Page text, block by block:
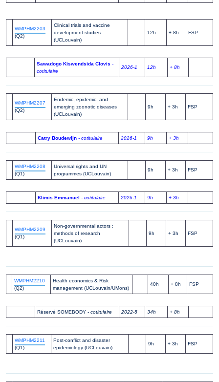
WMPHM2203
(Q2)
Clinical trials and vaccine
development studies
(UCLouvain)
12h + 8h FSP
Sawadogo Kiswendsida Clovis -
cotitulaire
2026-1 12h + 8h
WMPHM2207
(Q2)
Endemic, epidemic, and
emerging zoonotic diseases
(UCLouvain)
9h + 3h FSP
Catry Boudewijn - cotitulaire 2026-1 9h + 3h
WMPHM2208
(Q1)
Universal rights and UN
programmes (UCLouvain)
9h + 3h FSP
Klimis Emmanuel - cotitulaire 2026-1 9h + 3h
WMPHM2209
(Q1)
Non-governmental actors :
methods of research
(UCLouvain)
9h + 3h FSP
WMPHM2210
(Q2)
Health economics & Risk
management (UCLouvain/UMons)
40h + 8h FSP
Réservé SOMEBODY - cotitulaire 2022-5 34h + 8h
WMPHM2211
(Q1)
Post-conflict and disaster
epidemiology (UCLouvain)
9h + 3h FSP